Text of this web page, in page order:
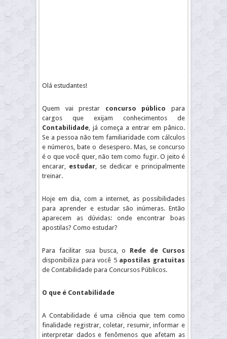
Olá estudantes!
Quem vai prestar concurso públicopara
cargos que exijam conhecimentos de
Contabilidade, já começa a entrar em pânico.
Se a pessoa não tem familiaridade com cálculos
e números, bate o desespero. Mas, se concurso
é o que você quer, não tem como fugir. O jeito é
encarar, estudar, se dedicar e principalmente
treinar.
Hoje em dia, com a internet, as possibilidades
para aprender e estudar são inúmeras. Então
aparecem as dúvidas: onde encontrar boas
apostilas? Como estudar?
Para facilitar sua busca, o Rede de Cursos
disponibiliza para você 5 apostilas gratuitas
de Contabilidade para Concursos Públicos.
O que é Contabilidade
A Contabilidade é uma ciência que tem como
finalidade registrar, coletar, resumir, informar e
interpretar dados e fenômenos que afetam as